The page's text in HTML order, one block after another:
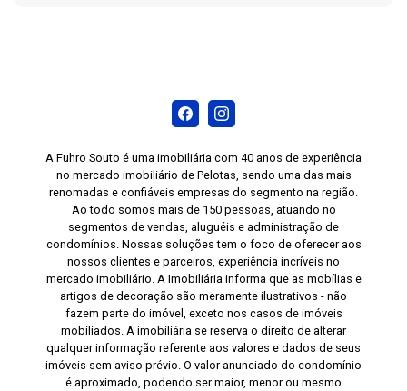
um local com infraestrutura completa.
A Fuhro Souto é uma imobiliária com 40 anos de experiência
no mercado imobiliário de Pelotas, sendo uma das mais
renomadas e confiáveis empresas do segmento na região.
Ao todo somos mais de 150 pessoas, atuando no
segmentos de vendas, aluguéis e administração de
condomínios. Nossas soluções tem o foco de oferecer aos
nossos clientes e parceiros, experiência incríveis no
mercado imobiliário. A Imobiliária informa que as mobílias e
artigos de decoração são meramente ilustrativos - não
fazem parte do imóvel, exceto nos casos de imóveis
mobiliados. A imobiliária se reserva o direito de alterar
qualquer informação referente aos valores e dados de seus
imóveis sem aviso prévio. O valor anunciado do condomínio
é aproximado, podendo ser maior, menor ou mesmo